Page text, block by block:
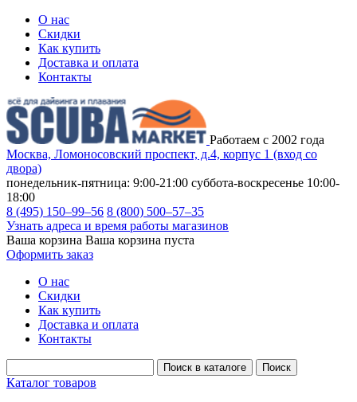
О нас
Скидки
Как купить
Доставка и оплата
Контакты
Работаем с 2002 года
Москва, Ломоносовский проспект, д.4, корпус 1 (вход со
двора)
понедельник-пятница: 9:00-21:00 суббота-воскресенье 10:00-
18:00
8 (495) 150–99–56 8 (800) 500–57–35
Узнать адреса и время работы магазинов
Ваша корзина Ваша корзина пуста
Оформить заказ
О нас
Скидки
Как купить
Доставка и оплата
Контакты
Каталог товаров